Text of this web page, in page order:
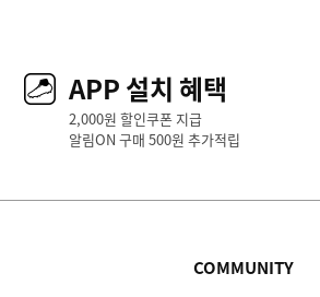
APP 설치 혜택
2,000원 할인쿠폰 지급
알림ON 구매 500원 추가적립
COMMUNITY